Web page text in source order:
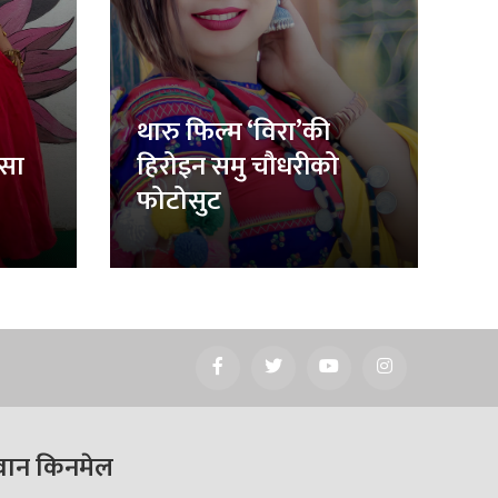
थारु फिल्म ‘विरा’की
हिरोइन समु चौधरीको
फोटोसुट
किनमेल